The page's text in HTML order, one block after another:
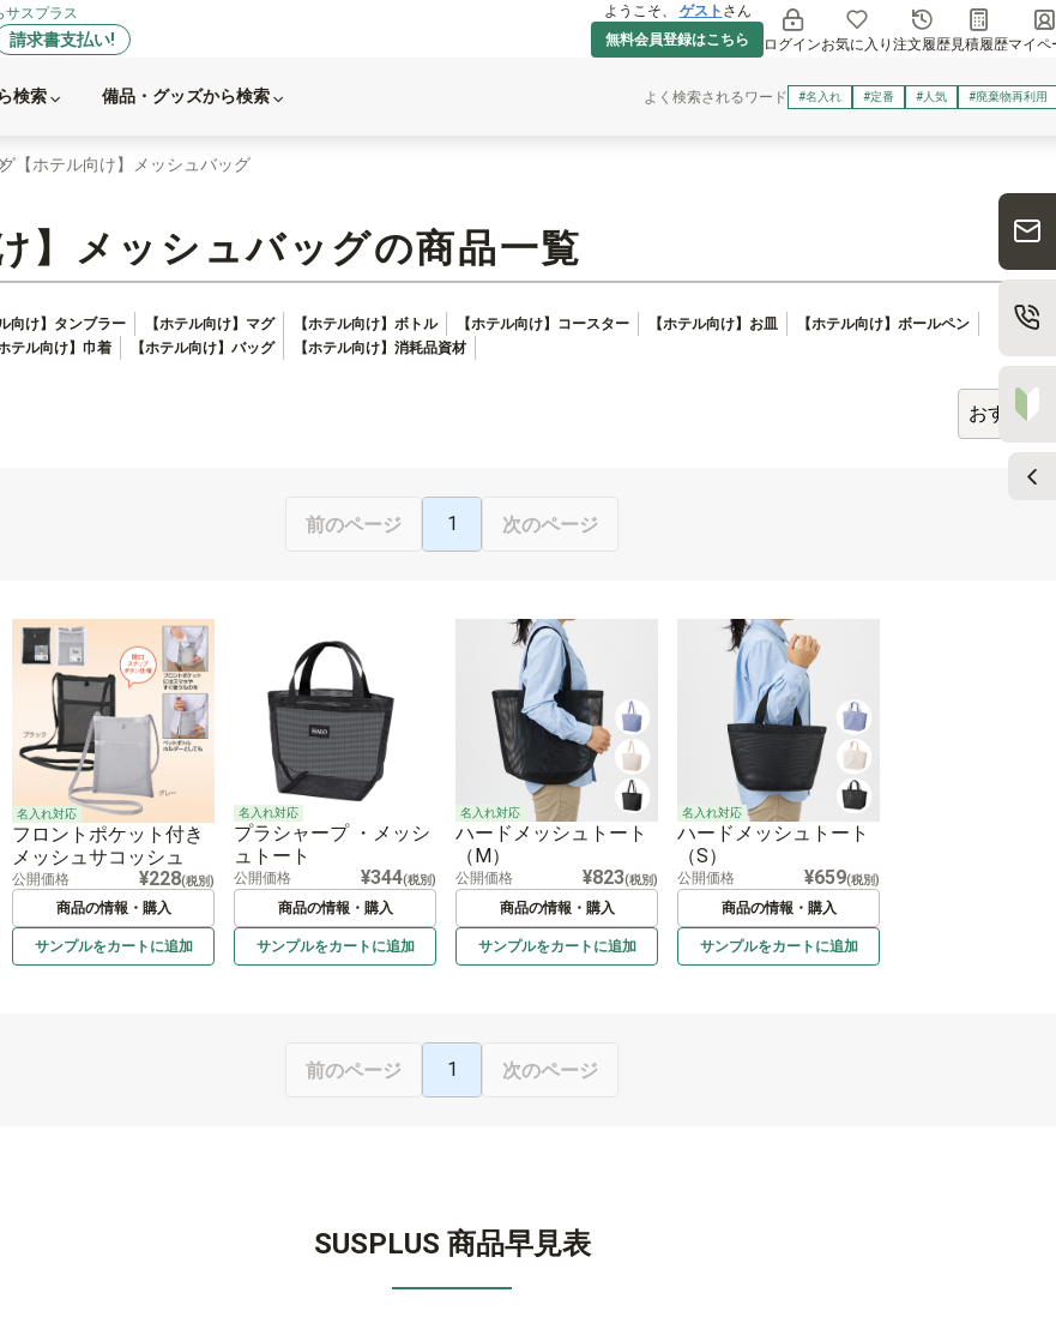
サスプラス
請求書支払い!
ようこそ、 ゲスト さん
無料会員登録はこちら
ログインお気に入り 注文履歴見積履歴マイペ
検索 備品・グッズから検索 よく検索されるワード #名入れ #定番 #人気 #廃棄物再利用
【ホテル向け】メッシュバッグ
】メッシュバッグの商品一覧
向け】タンブラー 【ホテル向け】マグ 【ホテル向け】ボトル 【ホテル向け】コースター 【ホテル向け】お皿
【ホテル向け】ボールペン
ホテル向け】巾着 【ホテル向け】バッグ 【ホテル向け】消耗品資材
前のページ 1 次のページ
名入れ対応
フロントポケット付き
メッシュサコッシュ
公開価格 ¥228(税別)
商品の情報・購入
サンプルをカートに追加
名入れ対応
プラシャープ ・メッシ
ュトート
公開価格 ¥344(税別)
商品の情報・購入
サンプルをカートに追加
名入れ対応
ハードメッシュトート
（M）
公開価格 ¥823(税別)
商品の情報・購入
サンプルをカートに追加
名入れ対応
ハードメッシュトート
（S）
公開価格 ¥659(税別)
商品の情報・購入
サンプルをカートに追加
前のページ 1 次のページ
SUSPLUS 商品早見表